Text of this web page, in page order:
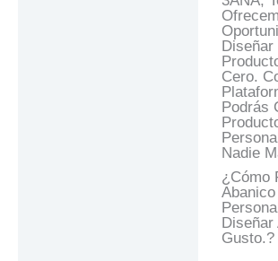
Diseñar
Cero.
Podrás
Nadie
¿Cómo
Abanico
Diseñar
Gusto.?